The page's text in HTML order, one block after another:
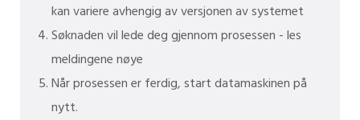
kan variere avhengig av versjonen av systemet
Søknaden vil lede deg gjennom prosessen - les
meldingene nøye
Når prosessen er ferdig, start datamaskinen på
nytt.